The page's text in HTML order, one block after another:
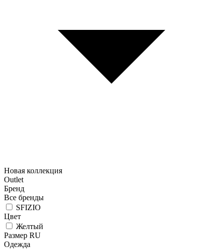
Новая коллекция
Outlet
Бренд
Все бренды
SFIZIO
Цвет
Желтый
Размер RU
Одежда